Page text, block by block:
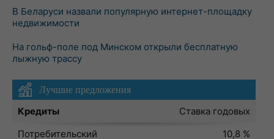
В Беларуси назвали популярную интернет-площадку
недвижимости
На гольф-поле под Минском открыли бесплатную
лыжную трассу
Лучшие предложения
Кредиты
Ставка годовых
Потребительский
10,8 %